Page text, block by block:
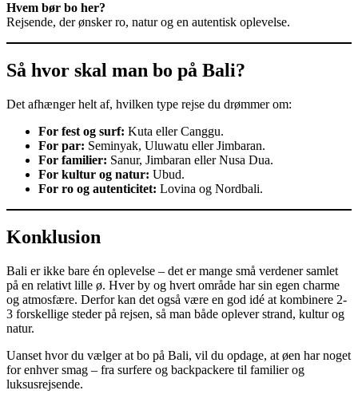
Hvem bør bo her?
Rejsende, der ønsker ro, natur og en autentisk oplevelse.
Så hvor skal man bo på Bali?
Det afhænger helt af, hvilken type rejse du drømmer om:
For fest og surf: Kuta eller Canggu.
For par: Seminyak, Uluwatu eller Jimbaran.
For familier: Sanur, Jimbaran eller Nusa Dua.
For kultur og natur: Ubud.
For ro og autenticitet: Lovina og Nordbali.
Konklusion
Bali er ikke bare én oplevelse – det er mange små verdener samlet
på en relativt lille ø. Hver by og hvert område har sin egen charme
og atmosfære. Derfor kan det også være en god idé at kombinere 2-
3 forskellige steder på rejsen, så man både oplever strand, kultur og
natur.
Uanset hvor du vælger at bo på Bali, vil du opdage, at øen har noget
for enhver smag – fra surfere og backpackere til familier og
luksusrejsende.